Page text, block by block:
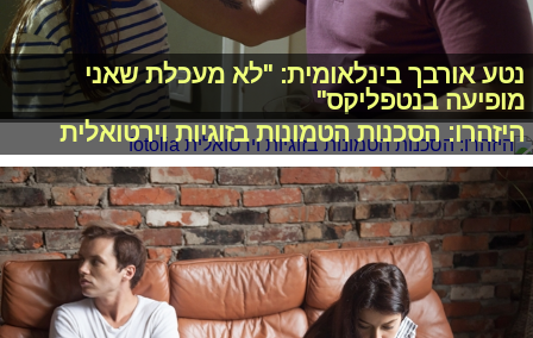
נטע אורבך בינלאומית: "לא מעכלת שאני
מופיעה בנטפליקס"
היזהרו: הסכנות הטמונות בזוגיות וירטואלית